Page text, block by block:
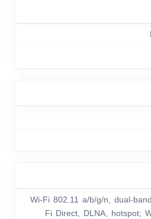
Wi-Fi 802.11 a/b/g/n, dual-
Fi Direct, DLNA, hotspot;